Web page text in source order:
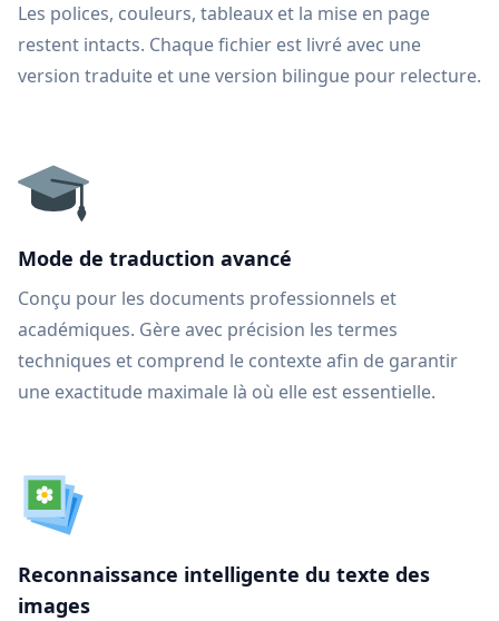
Les polices, couleurs, tableaux et la mise en page
restent intacts. Chaque fichier est livré avec une
version traduite et une version bilingue pour relecture.
Mode de traduction avancé
Conçu pour les documents professionnels et
académiques. Gère avec précision les termes
techniques et comprend le contexte afin de garantir
une exactitude maximale là où elle est essentielle.
Reconnaissance intelligente du texte des
images